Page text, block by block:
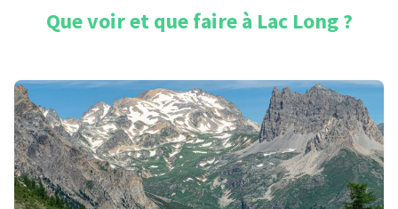
Que voir et que faire à Lac Long?